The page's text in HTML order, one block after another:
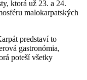
ktorá už 23. a 24.
malokarpatských
predstaví to
gastronómia,
poteší všetky